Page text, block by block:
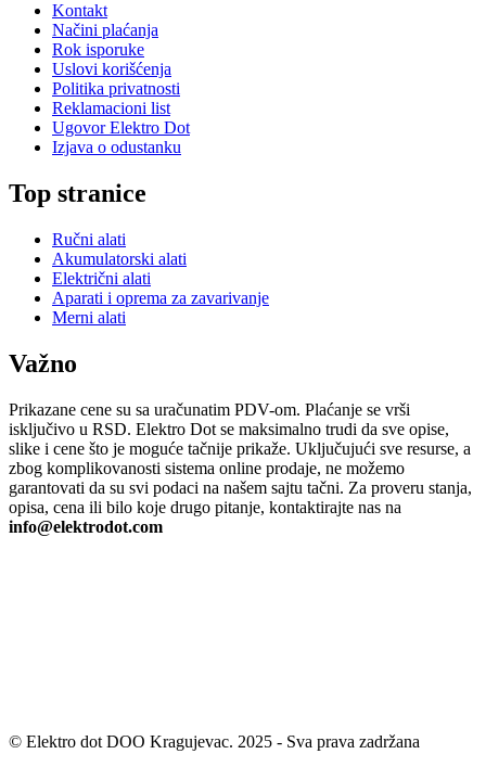
Kontakt
Načini plaćanja
Rok isporuke
Uslovi korišćenja
Politika privatnosti
Reklamacioni list
Ugovor Elektro Dot
Izjava o odustanku
Top stranice
Ručni alati
Akumulatorski alati
Električni alati
Aparati i oprema za zavarivanje
Merni alati
Važno
Prikazane cene su sa uračunatim PDV-om. Plaćanje se vrši
isključivo u RSD. Elektro Dot se maksimalno trudi da sve opise,
slike i cene što je moguće tačnije prikaže. Uključujući sve resurse, a
zbog komplikovanosti sistema online prodaje, ne možemo
garantovati da su svi podaci na našem sajtu tačni. Za proveru stanja,
opisa, cena ili bilo koje drugo pitanje, kontaktirajte nas na
info@elektrodot.com
© Elektro dot DOO Kragujevac. 2025 - Sva prava zadržana